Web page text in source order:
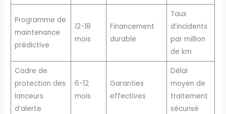
Programme de
maintenance
prédictive
12-18
mois
Financement
durable
Taux
d’incidents
par million
de km
Cadre de
protection des
lanceurs
d’alerte
6-12
mois
Garanties
effectives
Délai
moyen de
traitement
sécurisé